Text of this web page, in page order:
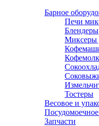
Барное
Печи
Блендеры
Миксеры
Тостеры
Весовое и
Запчасти